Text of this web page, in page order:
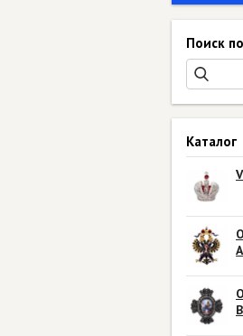
Поиск
Каталог